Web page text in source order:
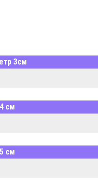
3см
см
см